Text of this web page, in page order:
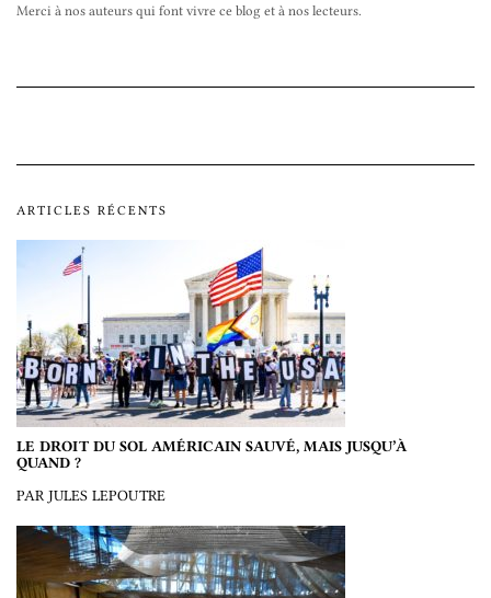
Merci à nos auteurs qui font vivre ce blog et à nos lecteurs.
ARTICLES RÉCENTS
LE DROIT DU SOL AMÉRICAIN SAUVÉ, MAIS JUSQU’À
QUAND ?
PAR JULES LEPOUTRE